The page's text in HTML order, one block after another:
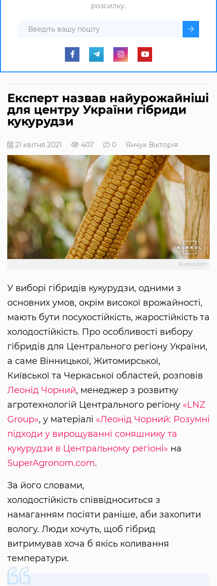
розсилку.
Експерт назвав найурожайніші
для центру України гібриди
кукурудзи
21 квітня 2021 407 0 Янчук Вікторія
Kurkul.com
У виборі гібридів кукурудзи, одними з
основних умов, окрім високої врожайності,
мають бути посухостійкість, жаростійкість та
холодостійкість. Про особливості вибору
гібридів для Центрального регіону України,
а саме Вінницької, Житомирської,
Київської та Черкаської областей, розповів
Леонід Чорний, менеджер з розвитку
агротехнологій Центрального регіону «LNZ
Group», у матеріалі «Леонід Чорний: Розумні
підходи у вирощуванні соняшнику та
кукурудзи в Центральному регіоні» на
SuperAgronom.com.
За його словами,
холодостійкість співвідноситься з
намаганням посіяти раніше, аби захопити
вологу. Люди хочуть, щоб гібрид
витримував хоча б якісь коливання
температури.